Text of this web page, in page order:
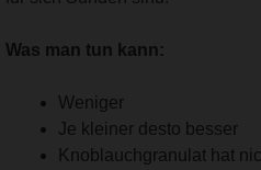
Was man tun kann:
Weniger
Je kleiner desto besser
Knoblauchgranulat hat